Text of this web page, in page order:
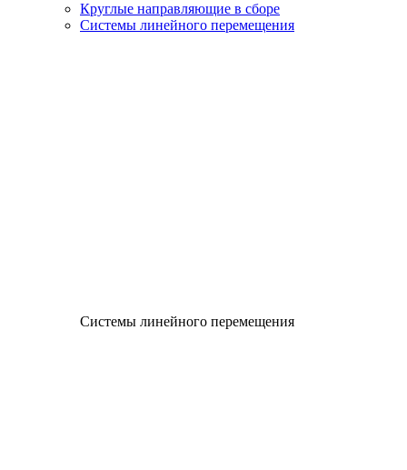
Круглые направляющие в сборе
Системы линейного перемещения
Системы линейного перемещения